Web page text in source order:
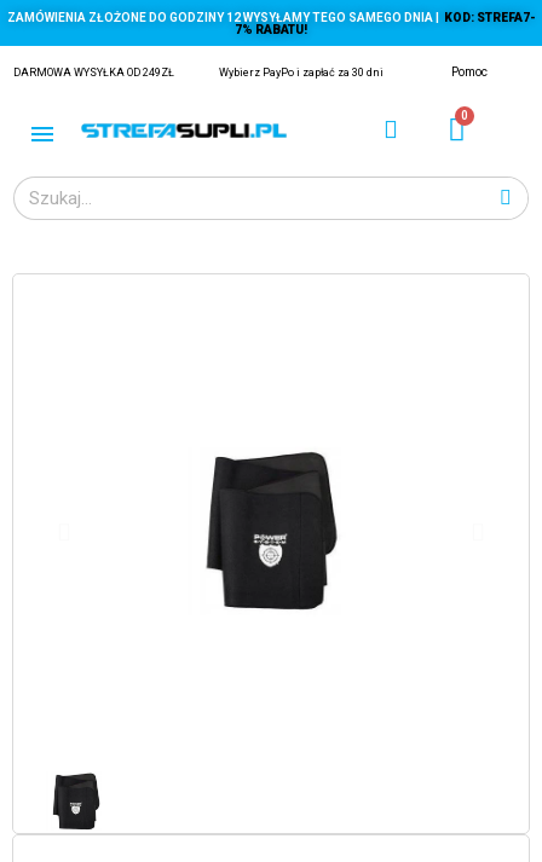
ZAMÓWIENIA ZŁOŻONE DO GODZINY 12 WYSYŁAMY TEGO SAMEGO DNIA |
KOD: STREFA7-
7% RABATU!
DARMOWA WYSYŁKA OD 249ZŁ Wybierz PayPo i zapłać za 30 dni Pomoc